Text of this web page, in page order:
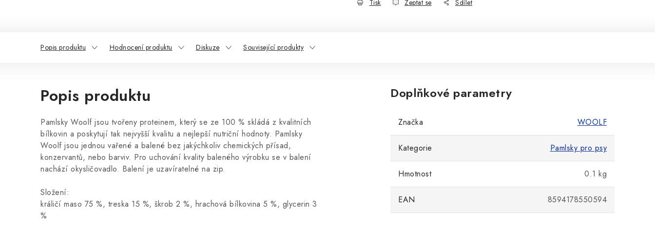
Tisk Zeptat se Sdílet
Popis produktu Hodnocení produktu Diskuze Související produkty
Popis produktu
Pamlsky Woolf jsou tvořeny proteinem, který se ze 100 % skládá z kvalitních
bílkovin a poskytují tak nejvyšší kvalitu a nejlepší nutriční hodnoty. Pamlsky
Woolf jsou jednou vařené a balené bez jakýchkoliv chemických přísad,
konzervantů, nebo barviv. Pro uchování kvality baleného výrobku se v balení
nachází okysličovadlo. Balení je uzavíratelné na zip.
Složení:
králičí maso 75 %, treska 15 %, škrob 2 %, hrachová bílkovina 5 %, glycerin 3
%
Doplňkové parametry
Značka WOOLF
Kategorie Pamlsky pro psy
Hmotnost 0.1 kg
EAN 8594178550594